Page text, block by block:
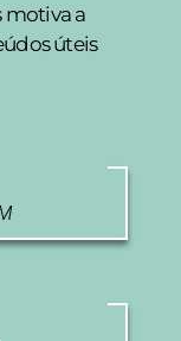
motiva a
úteis